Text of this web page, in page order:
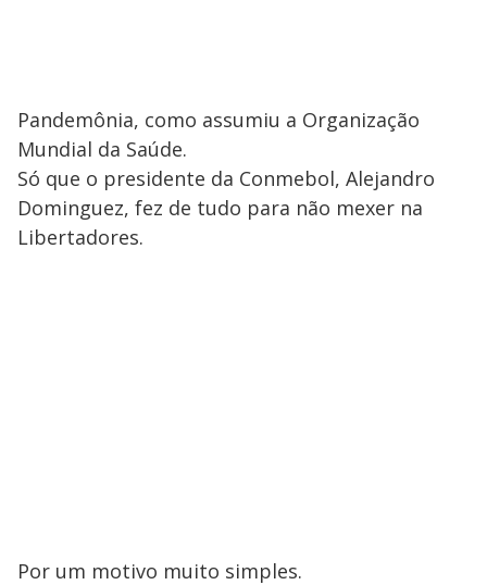
Pandemônia, como assumiu a Organização
Mundial da Saúde.
Só que o presidente da Conmebol, Alejandro
Dominguez, fez de tudo para não mexer na
Libertadores.
Por um motivo muito simples.